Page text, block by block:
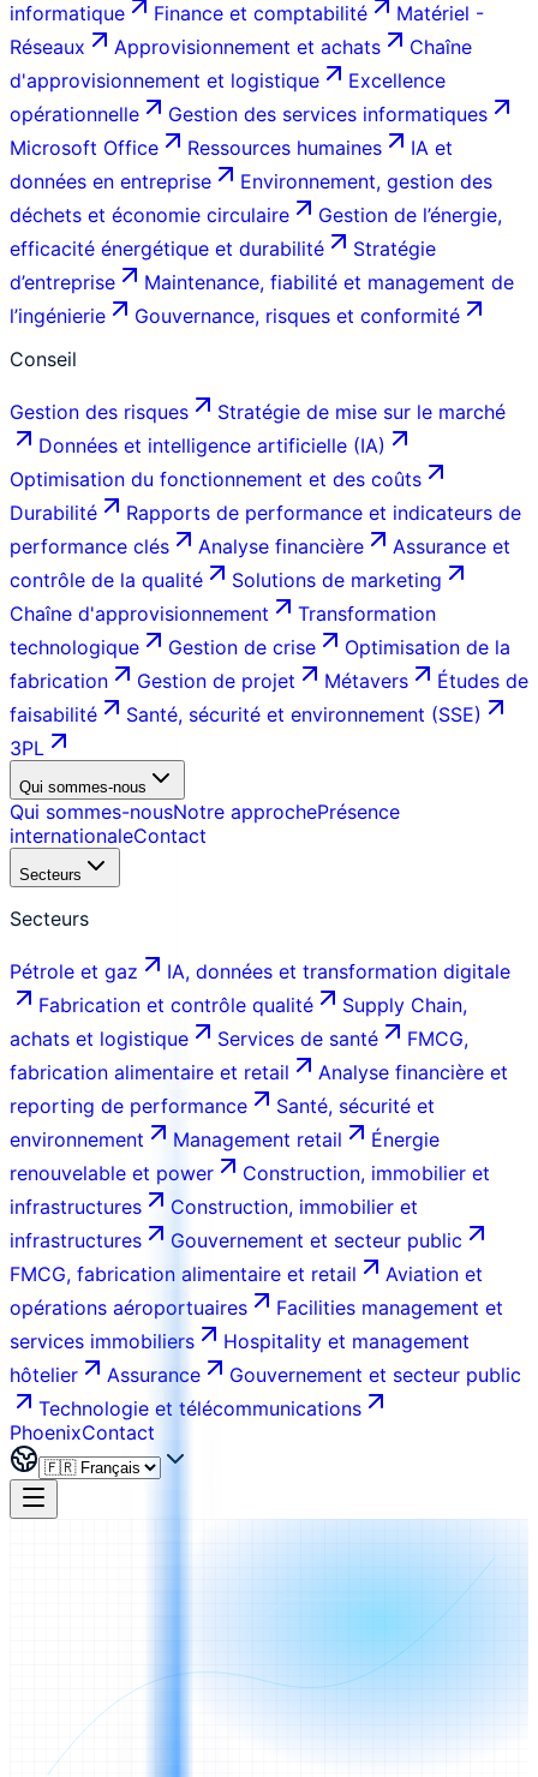
informatique
Finance et comptabilité
Matériel -
Réseaux
Approvisionnement et achats
Chaîne
d'approvisionnement et logistique
Excellence
opérationnelle
Gestion des services informatiques
Microsoft Office
Ressources humaines
IA et
données en entreprise
Environnement, gestion des
déchets et économie circulaire
Gestion de l’énergie,
efficacité énergétique et durabilité
Stratégie
d’entreprise
Maintenance, fiabilité et management de
l’ingénierie
Gouvernance, risques et conformité
Conseil
Gestion des risques
Stratégie de mise sur le marché
Données et intelligence artificielle (IA)
Optimisation du fonctionnement et des coûts
Durabilité
Rapports de performance et indicateurs de
performance clés
Analyse financière
Assurance et
contrôle de la qualité
Solutions de marketing
Chaîne d'approvisionnement
Transformation
technologique
Gestion de crise
Optimisation de la
fabrication
Gestion de projet Métavers
Études de
faisabilité
Santé, sécurité et environnement (SSE)
3PL
Qui sommes-nous
Qui sommes-nousNotre approchePrésence
internationaleContact
Secteurs
Secteurs
Pétrole et gaz
IA, données et transformation digitale
Fabrication et contrôle qualité
Supply Chain,
achats et logistique
Services de santé
FMCG,
fabrication alimentaire et retail
Analyse financière et
reporting de performance
Santé, sécurité et
environnement
Management retail
Énergie
renouvelable et power
Construction, immobilier et
infrastructures
Construction, immobilier et
infrastructures
Gouvernement et secteur public
FMCG, fabrication alimentaire et retail
Aviation et
opérations aéroportuaires
Facilities management et
services immobiliers
Hospitality et management
hôtelier
Assurance
Gouvernement et secteur public
Technologie et télécommunications
PhoenixContact